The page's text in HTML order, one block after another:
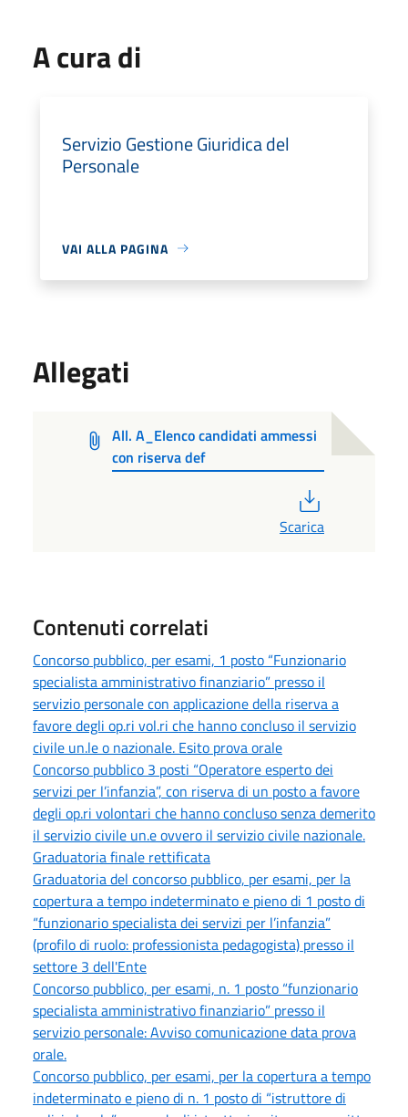
A cura di
Servizio Gestione Giuridica del
Personale
VAI ALLA PAGINA
Allegati
All. A_Elenco candidati ammessi
con riserva def
Scarica
Contenuti correlati
Concorso pubblico, per esami, 1 posto “Funzionario
specialista amministrativo finanziario” presso il
servizio personale con applicazione della riserva a
favore degli op.ri vol.ri che hanno concluso il servizio
civile un.le o nazionale. Esito prova orale
Concorso pubblico 3 posti “Operatore esperto dei
servizi per l’infanzia”, con riserva di un posto a favore
degli op.ri volontari che hanno concluso senza demerito
il servizio civile un.e ovvero il servizio civile nazionale.
Graduatoria finale rettificata
Graduatoria del concorso pubblico, per esami, per la
copertura a tempo indeterminato e pieno di 1 posto di
“funzionario specialista dei servizi per l’infanzia”
(profilo di ruolo: professionista pedagogista) presso il
settore 3 dell'Ente
Concorso pubblico, per esami, n. 1 posto “funzionario
specialista amministrativo finanziario” presso il
servizio personale: Avviso comunicazione data prova
orale.
Concorso pubblico, per esami, per la copertura a tempo
indeterminato e pieno di n. 1 posto di “istruttore di